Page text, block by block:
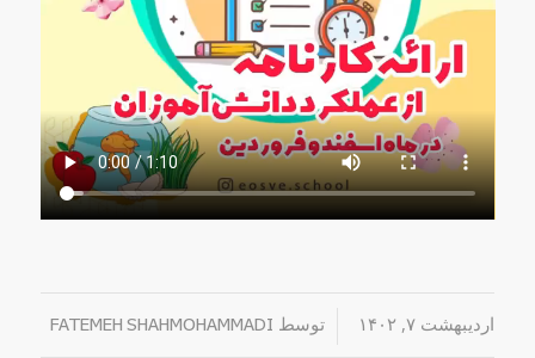
اردیبهشت ۷, ۱۴۰۲ / توسط FATEMEH SHAHMOHAMMADI